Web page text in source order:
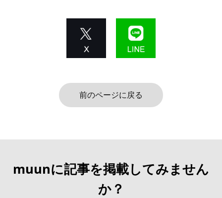
前のページに戻る
muunに記事を掲載してみません
か？